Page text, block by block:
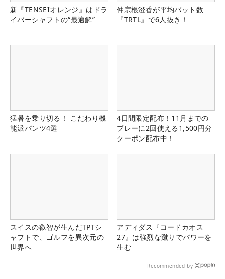
新『TENSEIオレンジ』はドラ
イバーシャフトの“最適解”
仲宗根澄香が平均パット数
『TRTL』で6人抜き！
猛暑を乗り切る！ こだわり機
能派パンツ4選
4日間限定配布！11月までの
プレーに2回使える1,500円分
クーポン配布中！
スイスの叡智が生んだTPTシ
ャフトで、ゴルフを異次元の
世界へ
アディダス『コードカオス
27』は強烈な蹴りでパワーを
生む
Recommended by